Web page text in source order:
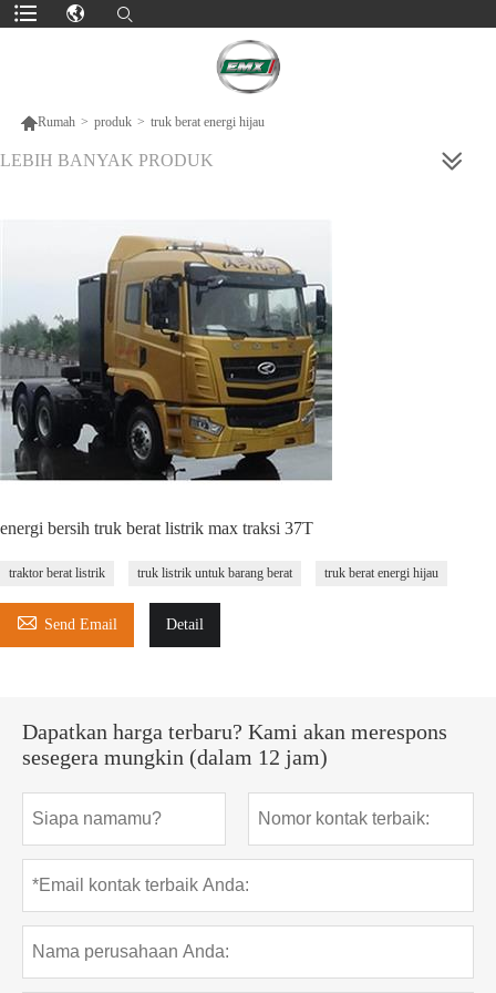
Rumah > produk > truk berat energi hijau
LEBIH BANYAK PRODUK
energi bersih truk berat listrik max traksi 37T
traktor berat listrik truk listrik untuk barang berat truk berat energi hijau
 Send Email Detail
Dapatkan harga terbaru? Kami akan merespons
sesegera mungkin (dalam 12 jam)